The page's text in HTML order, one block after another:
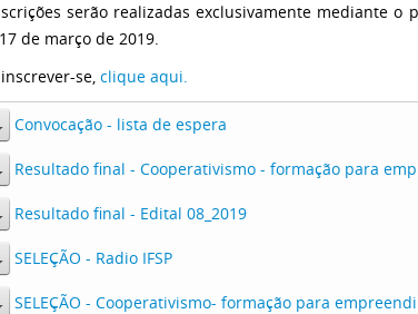
serão realizadas exclusivamente mediante
de março de 2019.
se, clique aqui.
Convocação - lista de espera
Resultado final - Cooperativismo - formação para
Resultado final - Edital 08_2019
SELEÇÃO - Radio IFSP
SELEÇÃO - Cooperativismo- formação para